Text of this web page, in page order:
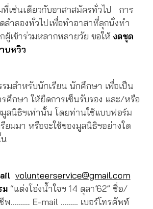
ที่เช่นเดียวกับอาสาสมัครทั่วไป การ
ลำลองทั่วไปเพื่อทำอาสาที่ลุกนั่งทำ
ผู้เข้าร่วมหลากหลายวัย ขอให้ งดชุด
บหวิว
รมสำหรับนักเรียน นักศึกษา เพื่อเป็น
ศึกษา ให้ยืดการเซ็นรับรอง และ/หรือ
ลนิธิฯเท่านั้น โดยท่านใช้แบบฟอร์ม
ยมมา หรือจะใช้ของมูลนิธิฯอย่างใด
volunteerservice@gmail.com
ม “แต่งโอ่งน้ำใจฯ 14 ตุลา’62” ชื่อ/
………. E-mail ……… เบอร์โทรศัพท์